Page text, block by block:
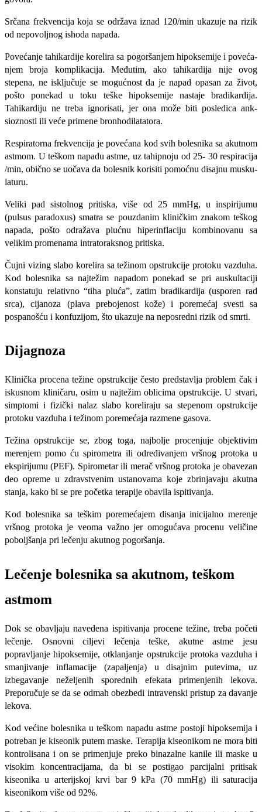
Srčana frekvencija koja se održava iznad 120/min ukazuje na rizik
od nepovoljnog ishoda napada.
Povećanje tahikardije korelira sa pogoršanjem hipoksemije i poveća­
njem broja komplikacija. Međutim, ako tahikardija nije ovog
stepena, ne isključuje se mogućnost da je napad opasan za život,
pošto ponekad u toku teške hipoksemije nastaje bradikardija.
Tahikardiju ne treba ignorisati, jer ona može biti posledica ank­
sioznosti ili veće primene bronhodilatatora.
Respiratorna frekvencija je povećana kod svih bolesnika sa akutnom
astmom. U teškom napadu astme, uz tahipnoju od 25- 30 respiracija
/min, obično se uočava da bolesnik korisiti pomoćnu disajnu musku­
laturu.
Veliki pad sistolnog pritiska, više od 25 mmHg, u inspirijumu
(pulsus paradoxus) smatra se pouzdanim kliničkim zna­kom teškog
napada, pošto odražava pluć­nu hiperinflaciju kombinovanu sa
velikim promenama intratoraksnog pritiska.
Čujni vizing slabo korelira sa težinom opstrukci­je protoku vazduha.
Kod bolesnika sa naj­težim napadom ponekad se pri auskultaciji
konstatuju relativno “tiha pluća”, zatim bradikardija (usporen rad
srca), cijanoza (plava prebojenost kože) i poremećaj svesti sa
pospanošću i konfuzijom, što ukazuje na neposredni rizik od smrti.
Dijagnoza
Klinička procena težine opstrukcije često predstavlja problem čak i
iskusnom kliničaru, osim u najtežim oblicima opstrukcije. U stvari,
simptomi i fizički nalaz slabo koreliraju sa stepenom opstrukcije
protoku va­zduha i težinom poremećaja razmene gasova.
Težina opstrukcije se, zbog toga, najbolje procenjuje objektivim
merenjem pomo ću spirometra ili određivanjem vršnog pro­toka u
ekspirijumu (PEF). Spirometar ili merač vršnog protoka je obavezan
deo opre­me u zdravstvenim ustanovama koje zbri­njavaju akutna
stanja, kako bi se pre počet­ka terapije obavila ispitivanja.
Kod bolesni­ka sa teškim poremećajem disanja inicijal­no merenje
vršnog protoka je veoma važno jer omogućava procenu veličine
poboljša­nja pri lečenju akutnog pogoršanja.
Lečenje bolesnika sa akutnom, teškom
astmom
Dok se obavljaju navedena ispitivanja procene težine, treba početi
lečenje. Osno­vni ciljevi lečenja teške, akutne astme jesu
popravljanje hipoksemije, otklanjanje ops­trukcije protoka vazduha i
smanjivanje inflamacije (zapaljenja) u disajnim putevima, uz
izbegavanje neželjenih sporednih efekata primenjenih lekova.
Preporučuje se da se odmah obezbedi intravenski pristup za davanje
lekova.
Kod većine bolesnika u teškom napadu astme postoji hipoksemija i
potreban je ki­seonik putem maske. Terapija kiseonikom ne mora biti
kontrolisana i on se primenjuje preko binazalne kanile ili maske u
visokim koncen­tracijama, da bi se postigao parcijalni pri­tisak
kiseonika u arterijskoj krvi bar 9 kPa (70 mmHg) ili saturacija
kiseonikom više od 92%.